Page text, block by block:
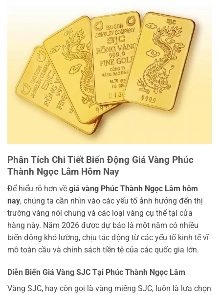
Phân Tích Chi Tiết Biến Động Giá Vàng Phúc
Thành Ngọc Lâm Hôm Nay
Để hiểu rõ hơn về giá vàng Phúc Thành Ngọc Lâm hôm
nay, chúng ta cần nhìn vào các yếu tố ảnh hưởng đến thị
trường vàng nói chung và các loại vàng cụ thể tại cửa
hàng này. Năm 2026 được dự báo là một năm có nhiều
biến động khó lường, chịu tác động từ các yếu tố kinh tế vĩ
mô toàn cầu và chính sách tiền tệ của các quốc gia lớn.
Diễn Biến Giá Vàng SJC Tại Phúc Thành Ngọc Lâm
Vàng SJC, hay còn gọi là vàng miếng SJC, luôn là lựa chọn